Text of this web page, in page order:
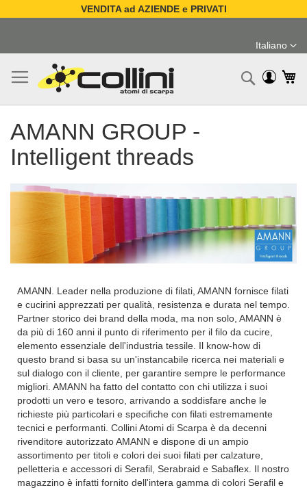
VENDITA ad AZIENDE e PRIVATI
contenuto
Lingua
Italiano
AMANN GROUP -
Intelligent threads
AMANN. Leader nella produzione di filati, AMANN fornisce filati
e cucirini apprezzati per qualità, resistenza e durata nel tempo.
Partner storico dei brand della moda, ma non solo, AMANN è
da più di 160 anni il punto di riferimento per il filo da cucire,
elemento essenziale dell'industria tessile. Il know-how di
questo brand si basa su un'instancabile ricerca nei materiali e
sul dialogo con il cliente, per garantire sempre le performance
migliori. AMANN ha fatto del contatto con chi utilizza i suoi
prodotti un vero e tesoro, arrivando a soddisfare anche le
richieste più particolari e specifiche con filati estremamente
tecnici e performanti. Collini Atomi di Scarpa è da decenni
rivenditore autorizzato AMANN e dispone di un ampio
assortimento per titoli e colori dei suoi filati per calzature,
pelletteria e accessori di Serafil, Serabraid e Sabaflex. Il nostro
magazzino è infatti fornito dell'intera gamma di colori Serafil e